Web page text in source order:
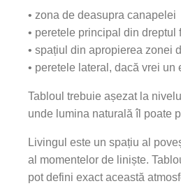
• zona de deasupra canapelei
• peretele principal din dreptul
• spațiul din apropierea zonei
• peretele lateral, dacă vrei un
Tabloul trebuie așezat la
unde lumina naturală îl poate
Livingul este un spațiu al
al momentelor de liniște.
pot defini exact această